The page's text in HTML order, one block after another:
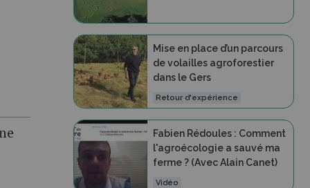
Mise en place d’un parcours
de volailles agroforestier
dans le Gers
Retour d'expérience
Fabien Rédoules : Comment
l'agroécologie a sauvé ma
ferme ? (Avec Alain Canet)
Vidéo